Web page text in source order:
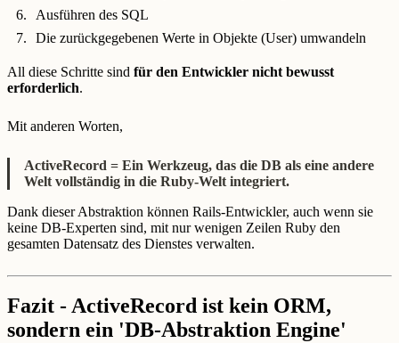
Ausführen des SQL
Die zurückgegebenen Werte in Objekte (User) umwandeln
All diese Schritte sind für den Entwickler nicht bewusst
erforderlich.
Mit anderen Worten,
ActiveRecord = Ein Werkzeug, das die DB als eine andere
Welt vollständig in die Ruby-Welt integriert.
Dank dieser Abstraktion können Rails-Entwickler, auch wenn sie
keine DB-Experten sind, mit nur wenigen Zeilen Ruby den
gesamten Datensatz des Dienstes verwalten.
Fazit - ActiveRecord ist kein ORM,
sondern ein 'DB-Abstraktion Engine'